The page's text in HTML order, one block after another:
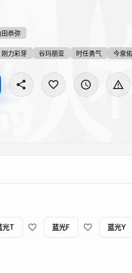
田恭弥
刚力彩芽 谷玛丽亚 时任勇气 今泉
光T 蓝光F 蓝光Y